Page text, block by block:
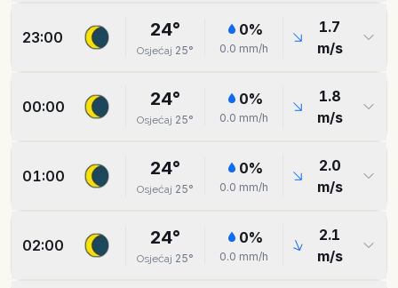
23:00 24°
Osjećaj 25°
0%
0.0 mm/h
1.7
m/s
00:00 24°
Osjećaj 25°
0%
0.0 mm/h
1.8
m/s
01:00 24°
Osjećaj 25°
0%
0.0 mm/h
2.0
m/s
02:00 24°
Osjećaj 25°
0%
0.0 mm/h
2.1
m/s